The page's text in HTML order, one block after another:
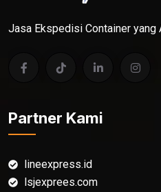
Jasa Ekspedisi Container yang
Partner Kami
lineexpress.id
lsjexprees.com